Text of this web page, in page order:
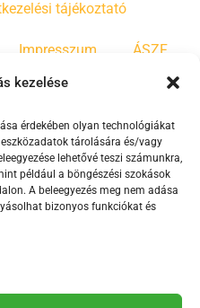
kezelése
érdekében olyan technológiákat
tárolására és/vagy
lehetővé teszi számunkra,
például a böngészési szokások
A beleegyezés meg nem adása
bizonyos funkciókat és
tájékoztató
Impresszum ÁSZF
szabályzat
tevékenységét a